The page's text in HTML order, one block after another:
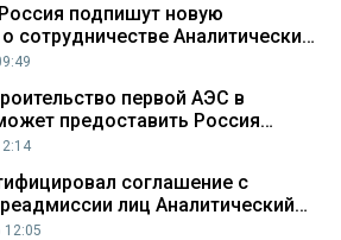
подпишут новую
сотрудничестве Аналитический
Власть
первой АЭС в
предоставить Россия
интернет журнал Власть
соглашение с
лиц Аналитический
Власть
12:05